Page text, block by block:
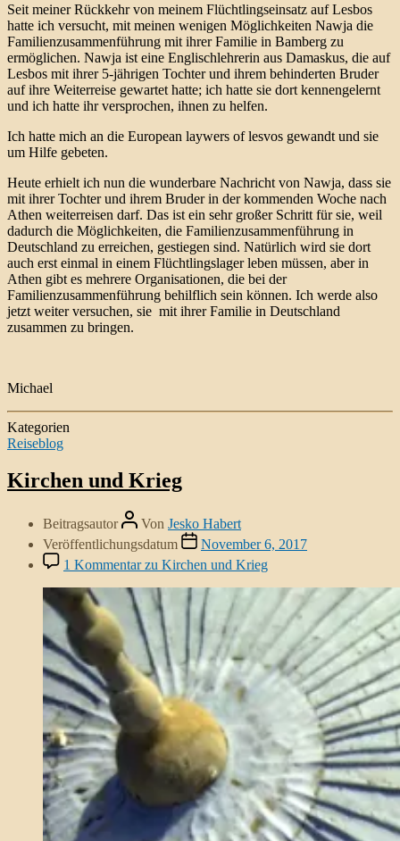
Seit meiner Rückkehr von meinem Flüchtlingseinsatz auf Lesbos
hatte ich versucht, mit meinen wenigen Möglichkeiten Nawja die
Familienzusammenführung mit ihrer Familie in Bamberg zu
ermöglichen. Nawja ist eine Englischlehrerin aus Damaskus, die auf
Lesbos mit ihrer 5-jährigen Tochter und ihrem behinderten Bruder
auf ihre Weiterreise gewartet hatte; ich hatte sie dort kennengelernt
und ich hatte ihr versprochen, ihnen zu helfen.
Ich hatte mich an die European laywers of lesvos gewandt und sie
um Hilfe gebeten.
Heute erhielt ich nun die wunderbare Nachricht von Nawja, dass sie
mit ihrer Tochter und ihrem Bruder in der kommenden Woche nach
Athen weiterreisen darf. Das ist ein sehr großer Schritt für sie, weil
dadurch die Möglichkeiten, die Familienzusammenführung in
Deutschland zu erreichen, gestiegen sind. Natürlich wird sie dort
auch erst einmal in einem Flüchtlingslager leben müssen, aber in
Athen gibt es mehrere Organisationen, die bei der
Familienzusammenführung behilflich sein können. Ich werde also
jetzt weiter versuchen, sie mit ihrer Familie in Deutschland
zusammen zu bringen.
Michael
Kategorien
Reiseblog
Kirchen und Krieg
Beitragsautor Von Jesko Habert
Veröffentlichungsdatum
November 6, 2017
1 Kommentarzu Kirchen und Krieg